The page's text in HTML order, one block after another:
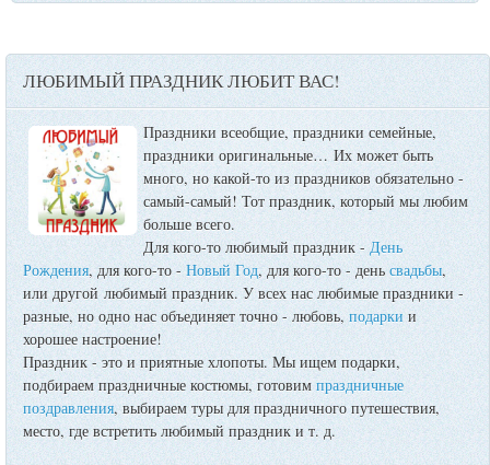
ЛЮБИМЫЙ ПРАЗДНИК ЛЮБИТ ВАС!
Праздники всеобщие, праздники семейные,
праздники оригинальные… Их может быть
много, но какой-то из праздников обязательно -
самый-самый! Тот праздник, который мы любим
больше всего.
Для кого-то любимый праздник - День
Рождения, для кого-то -Новый Год, для кого-то - деньсвадьбы,
или другой любимый праздник. У всех нас любимые праздники -
разные, но одно нас объединяет точно - любовь,подаркии
хорошее настроение!
Праздник - это и приятные хлопоты. Мы ищем подарки,
подбираем праздничные костюмы, готовимпраздничные
поздравления, выбираем туры для праздничного путешествия,
место, где встретить любимый праздник и т. д.